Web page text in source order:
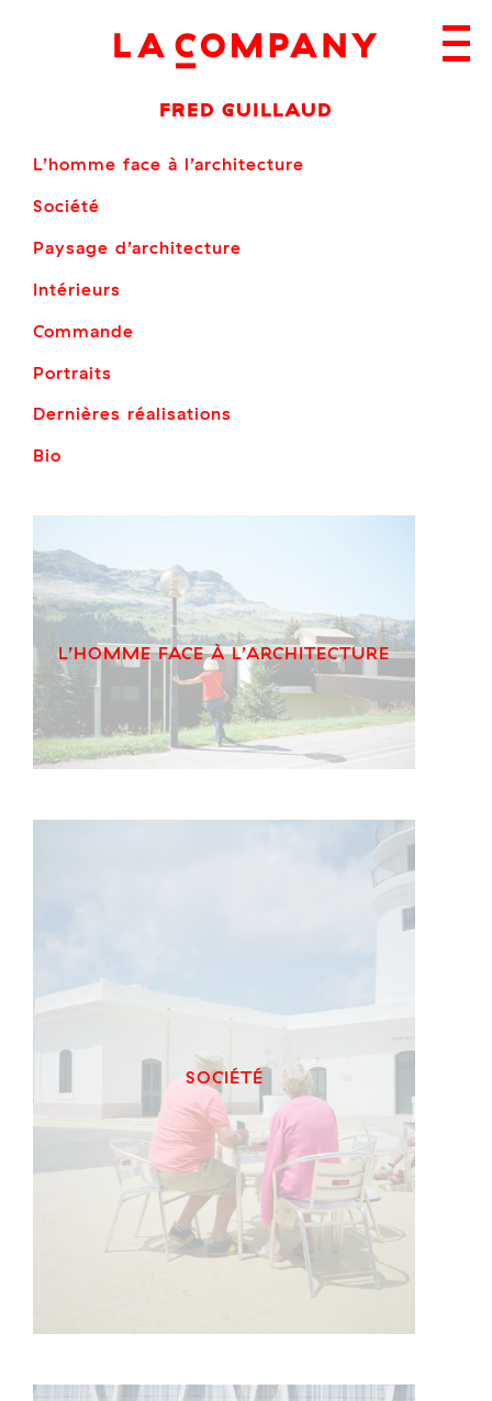
FRED GUILLAUD
L’homme face à l’architecture
Société
Paysage d’architecture
Intérieurs
Commande
Portraits
Dernières réalisations
Bio
L’HOMME FACE À L’ARCHITECTURE
SOCIÉTÉ